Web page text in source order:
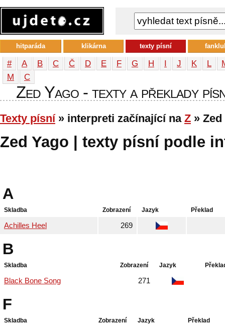
# A B C Č D E F G H I J K L
М
С
Zed Yago - texty a překlady
Texty písní» interpreti začínající na Z »
Zed Yago | texty písní podle
A
Skladba Zobrazení Jazyk Překlad
Achilles Heel 269
B
Skladba Zobrazení Jazyk
Black Bone Song 271
F
Skladba Zobrazení Jazyk Překlad
hitparáda klikárna texty písní